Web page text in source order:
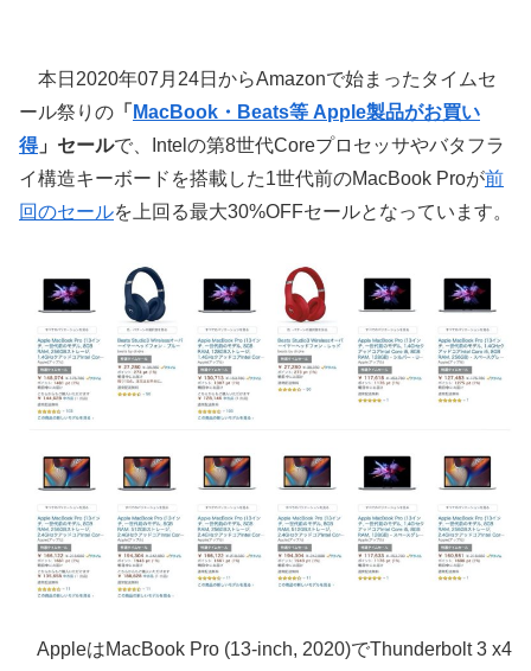
本日2020年07月24日からAmazonで始まったタイムセ
ール祭りの 「 MacBook・Beats等 Apple製品がお買い
得」セールで、Intelの第8世代Coreプロセッサやバタフラ
イ構造キーボードを搭載した1世代前のMacBook Proが前
回のセールを上回る最大30%OFFセールとなっています。
AppleはMacBook Pro (13-inch, 2020)でThunderbolt 3 x4